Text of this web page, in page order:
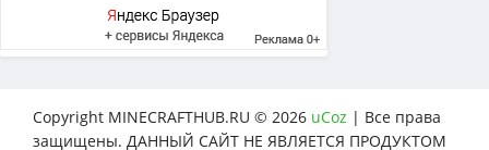
Copyright MINECRAFTHUB.RU © 2026 uCoz | Все права
защищены. ДАННЫЙ САЙТ НЕ ЯВЛЯЕТСЯ ПРОДУКТОМ